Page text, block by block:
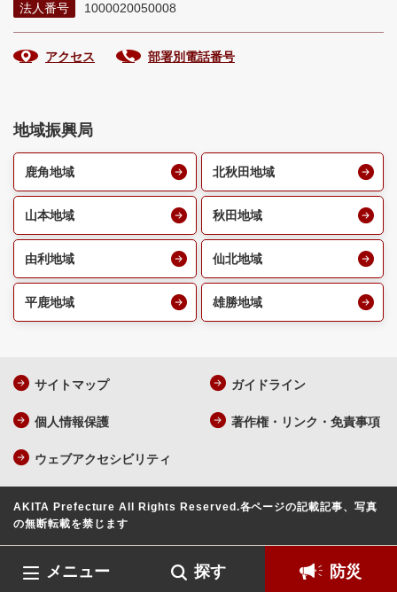
メニュー 探す 防災
法人番号
1000020050008
アクセス 部署別電話番号
地域振興局
鹿角地域 北秋田地域
山本地域 秋田地域
由利地域 仙北地域
平鹿地域 雄勝地域
サイトマップ ガイドライン
個人情報保護 著作権・リンク・免責事項
ウェブアクセシビリティ
AKITA Prefecture All Rights Reserved.各ページの記載記事、写真
の無断転載を禁じます